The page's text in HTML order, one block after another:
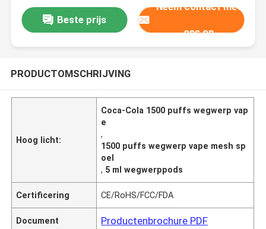
Beste prijs
Neem contact met
ons op
PRODUCTOMSCHRIJVING
Hoog licht:
Coca-Cola 1500 puffs wegwerp vap
e
,
1500 puffs wegwerp vape mesh sp
oel
, 5 ml wegwerppods
Certificering CE/RoHS/FCC/FDA
Document Productenbrochure PDF